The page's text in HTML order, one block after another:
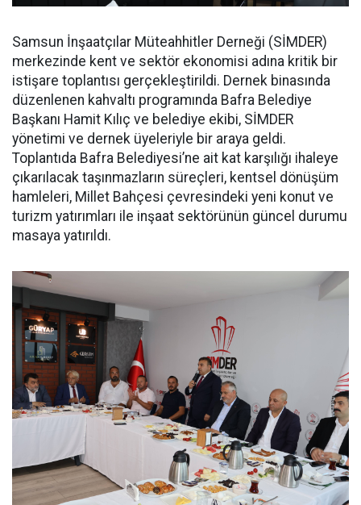
Samsun İnşaatçılar Müteahhitler Derneği (SİMDER)
merkezinde kent ve sektör ekonomisi adına kritik bir
istişare toplantısı gerçekleştirildi. Dernek binasında
düzenlenen kahvaltı programında Bafra Belediye
Başkanı Hamit Kılıç ve belediye ekibi, SİMDER
yönetimi ve dernek üyeleriyle bir araya geldi.
Toplantıda Bafra Belediyesi’ne ait kat karşılığı ihaleye
çıkarılacak taşınmazların süreçleri, kentsel dönüşüm
hamleleri, Millet Bahçesi çevresindeki yeni konut ve
turizm yatırımları ile inşaat sektörünün güncel durumu
masaya yatırıldı.